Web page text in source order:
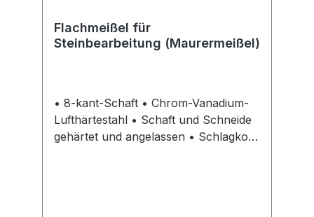
Flachmeißel für
Steinbearbeitung (Maurermeißel)
• 8-kant-Schaft • Chrom-Vanadium-
Lufthärtestahl • Schaft und Schneide
gehärtet und angelassen • Schlagkopf